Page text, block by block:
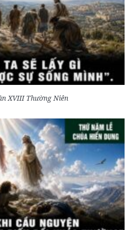
XVIII Thường Niên